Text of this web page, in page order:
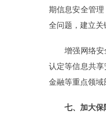
期信息安全管
全问题，建立
增强网络安全
认定等信息共
金融等重点领
七、加大保